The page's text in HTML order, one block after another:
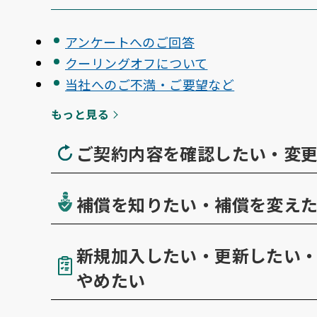
アンケートへのご回答
クーリングオフについて
当社へのご不満・ご要望など
もっと見る
ご契約内容を確認したい・変
補償を知りたい・補償を変え
新規加入したい・更新したい・
やめたい